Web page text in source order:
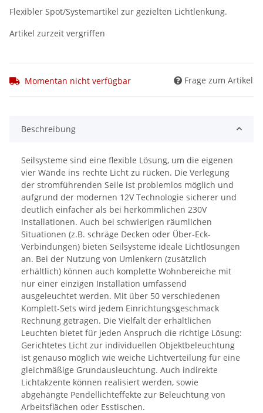
Flexibler Spot/Systemartikel zur gezielten Lichtlenkung.
Artikel zurzeit vergriffen
Momentan nicht verfügbar Frage zum Artikel
Beschreibung
Seilsysteme sind eine flexible Lösung, um die eigenen
vier Wände ins rechte Licht zu rücken. Die Verlegung
der stromführenden Seile ist problemlos möglich und
aufgrund der modernen 12V Technologie sicherer und
deutlich einfacher als bei herkömmlichen 230V
Installationen. Auch bei schwierigen räumlichen
Situationen (z.B. schräge Decken oder Über-Eck-
Verbindungen) bieten Seilsysteme ideale Lichtlösungen
an. Bei der Nutzung von Umlenkern (zusätzlich
erhältlich) können auch komplette Wohnbereiche mit
nur einer einzigen Installation umfassend
ausgeleuchtet werden. Mit über 50 verschiedenen
Komplett-Sets wird jedem Einrichtungsgeschmack
Rechnung getragen. Die Vielfalt der erhältlichen
Leuchten bietet für jeden Anspruch die richtige Lösung:
Gerichtetes Licht zur individuellen Objektbeleuchtung
ist genauso möglich wie weiche Lichtverteilung für eine
gleichmäßige Grundausleuchtung. Auch indirekte
Lichtakzente können realisiert werden, sowie
abgehängte Pendellichteffekte zur Beleuchtung von
Arbeitsflächen oder Esstischen.